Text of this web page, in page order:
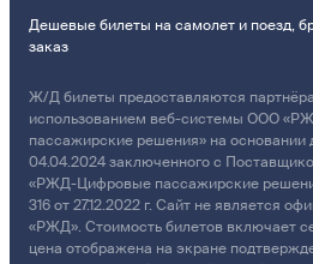
Дешевые билеты на самолет и поезд,
заказ
Ж/Д билеты предоставляются
использованием веб-системы ООО
пассажирские решения» на
04.04.2024 заключенного с
«РЖД-Цифровые пассажирские
316 от 27.12.2022 г. Сайт не является
«РЖД». Стоимость билетов включает
цена отображена на экране